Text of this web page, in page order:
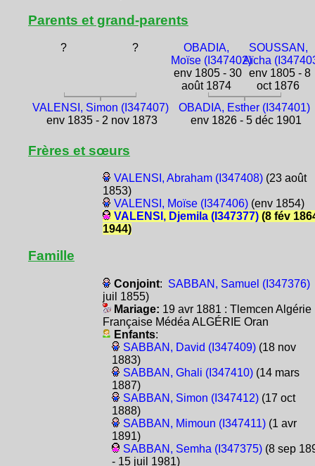
Parents et grand-parents
? ?
OBADIA,
Moïse (I347402)
env 1805 - 30
août 1874
SOUSSAN,
Aïcha
env 1805 - 8
oct 1876
VALENSI, Simon (I347407)
env 1835 - 2 nov 1873
OBADIA, Esther (I347401)
env 1826 - 5 déc 1901
Frères et sœurs
VALENSI, Abraham (I347408)(23 août
1853)
VALENSI, Moïse (I347406)(env 1854)
VALENSI, Djemila (I347377)(8 fév
1944)
Famille
Conjoint: SABBAN, Samuel (I347376)
juil 1855)
Mariage: 19 avr 1881 : Tlemcen Algérie
Française Médéa ALGÉRIE Oran
Enfants:
SABBAN, David (I347409)(18 nov
1883)
SABBAN, Ghali (I347410)(14 mars
1887)
SABBAN, Simon (I347412)(17 oct
1888)
SABBAN, Mimoun (I347411)(1 avr
1891)
SABBAN, Semha (I347375)(8 sep
- 15 juil 1981)